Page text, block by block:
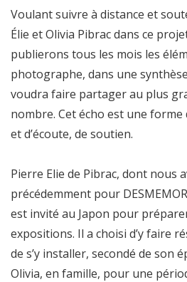
Voulant suivre à distance et
Élie et Olivia Pibrac dans ce
publierons tous les mois les
photographe, dans une
voudra faire partager au plus
nombre. Cet écho est une forme
et d’écoute, de soutien.
Pierre Elie de Pibrac, dont nous
précédemment pour
est invité au Japon pour
expositions. Il a choisi d’y faire
de s’y installer, secondé de son
Olivia, en famille, pour une